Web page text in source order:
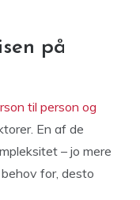
på
til person og
En af de
– jo mere
for, desto